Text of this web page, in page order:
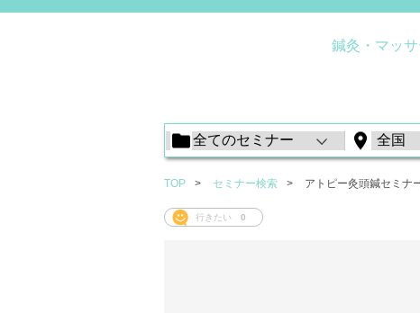
鍼灸・マッ
TOP セミナー検索 アトピー灸頭鍼セミナ
行きたい 0